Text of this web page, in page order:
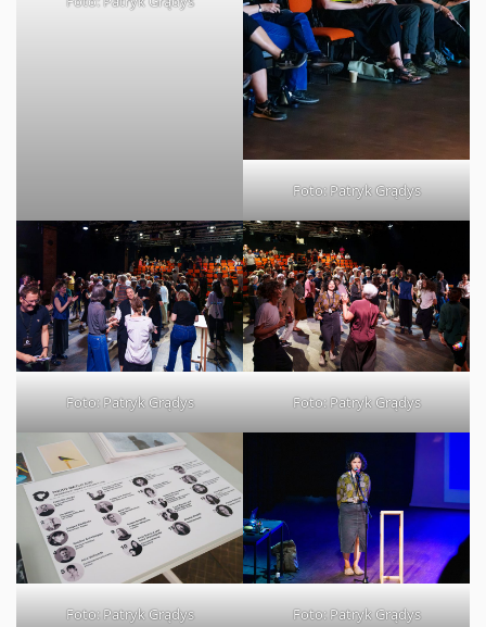
Foto: Patryk Grądys
Foto: Patryk Grądys Foto: Patryk Grądys
Foto: Patryk Grądys Foto: Patryk Grądys